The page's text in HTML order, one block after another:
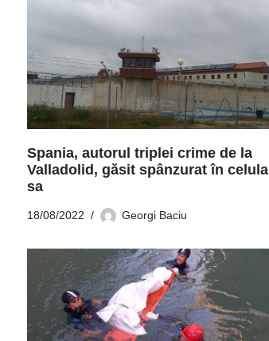
Spania, autorul triplei crime de la
Valladolid, găsit spânzurat în celula
sa
18/08/2022 Georgi Baciu